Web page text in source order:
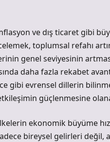
ve dış ticaret gibi
toplumsal refahı
genel seviyesinin
daha fazla rekabet
gibi evrensel dillerin
güçlenmesine
ekonomik büyüme
bireysel gelirleri değil,